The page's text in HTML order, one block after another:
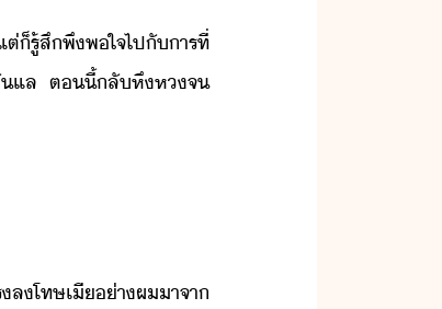
​็​รู้สึ​พึพใจ​ไป​ั​าร​ที่​
​แล​ ​ตี้​ลั​หึห​จ​
ลโทษ​เี​่า​ผ​าจา​